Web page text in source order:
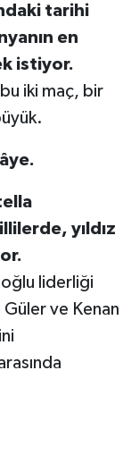
tarihi
en
istiyor.
iki maç, bir
yıldız
liderliği
ve Kenan